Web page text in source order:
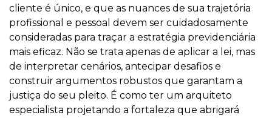
cliente é único, e que as nuances de sua trajetória
profissional e pessoal devem ser cuidadosamente
consideradas para traçar a estratégia previdenciária
mais eficaz. Não se trata apenas de aplicar a lei, mas
de interpretar cenários, antecipar desafios e
construir argumentos robustos que garantam a
justiça do seu pleito. É como ter um arquiteto
especialista projetando a fortaleza que abrigará